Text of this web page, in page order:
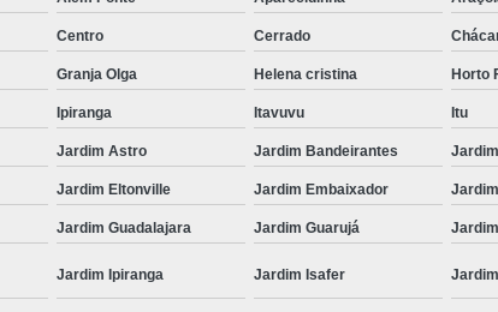
Centro Cerrado
Granja Olga Helena cristina Horto
Ipiranga Itavuvu Itu
Jardim Astro Jardim Bandeirantes
Jardim Eltonville Jardim Embaixador
Jardim Guadalajara Jardim Guarujá
Jardim Ipiranga Jardim Isafer